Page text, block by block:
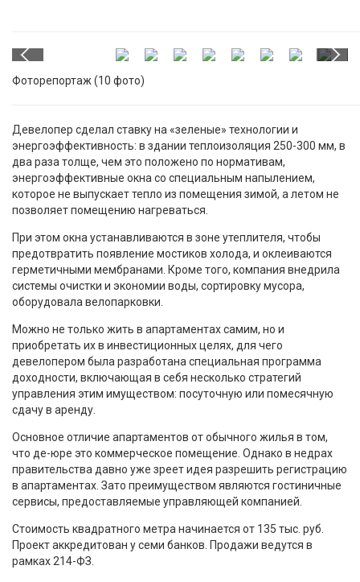
Фоторепортаж (10 фото)
Девелопер сделал ставку на «зеленые» технологии и
энергоэффективность: в здании теплоизоляция 250-300 мм, в
два раза толще, чем это положено по нормативам,
энергоэффективные окна со специальным напылением,
которое не выпускает тепло из помещения зимой, а летом не
позволяет помещению нагреваться.
При этом окна устанавливаются в зоне утеплителя, чтобы
предотвратить появление мостиков холода, и оклеиваются
герметичными мембранами. Кроме того, компания внедрила
системы очистки и экономии воды, сортировку мусора,
оборудовала велопарковки.
Можно не только жить в апартаментах самим, но и
приобретать их в инвестиционных целях, для чего
девелопером была разработана специальная программа
доходности, включающая в себя несколько стратегий
управления этим имуществом: посуточную или помесячную
сдачу в аренду.
Основное отличие апартаментов от обычного жилья в том,
что де-юре это коммерческое помещение. Однако в недрах
правительства давно уже зреет идея разрешить регистрацию
в апартаментах. Зато преимуществом являются гостиничные
сервисы, предоставляемые управляющей компанией.
Стоимость квадратного метра начинается от 135 тыс. руб.
Проект аккредитован у семи банков. Продажи ведутся в
рамках 214-ФЗ.